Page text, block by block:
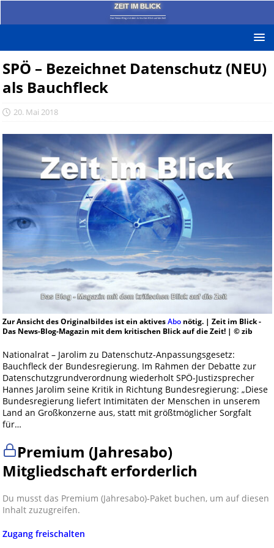
ZEIT IM BLICK
Das News-Blog mit dem kritischen Blick auf die Zeit!
SPÖ – Bezeichnet Datenschutz (NEU)
als Bauchfleck
20. Mai 2018
Zur Ansicht des Originalbildes ist ein aktivesAbonötig. | Zeit im Blick -
Das News-Blog-Magazin mit dem kritischen Blick auf die Zeit! | © zib
Nationalrat – Jarolim zu Datenschutz-Anpassungsgesetz:
Bauchfleck der Bundesregierung. Im Rahmen der Debatte zur
Datenschutzgrundverordnung wiederholt SPÖ-Justizsprecher
Hannes Jarolim seine Kritik in Richtung Bundesregierung: „Diese
Bundesregierung liefert Intimitäten der Menschen in unserem
Land an Großkonzerne aus, statt mit größtmöglicher Sorgfalt
für…
Premium (Jahresabo)
Mitgliedschaft erforderlich
Du musst das Premium (Jahresabo)-Paket buchen, um auf diesen
Inhalt zuzugreifen.
Zugang freischalten